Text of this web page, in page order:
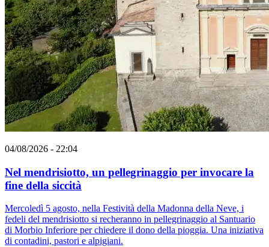
04/08/2026 - 22:04
Nel mendrisiotto, un pellegrinaggio per invocare la
fine della siccità
Mercoledì 5 agosto, nella Festività della Madonna della Neve, i
fedeli del mendrisiotto si recheranno in pellegrinaggio al Santuario
di Morbio Inferiore per chiedere il dono della pioggia. Una iniziativa
di contadini, pastori e alpigiani.